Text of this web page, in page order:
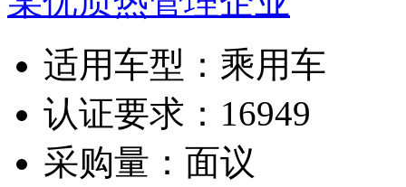
适用车型： 乘用车
认证要求： 16949
采购量： 面议